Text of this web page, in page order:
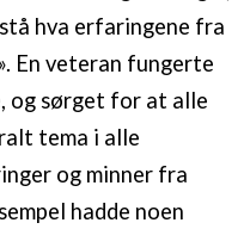
hva erfaringene fra
En veteran fungerte
og sørget for at alle
tema i alle
og minner fra
hadde noen